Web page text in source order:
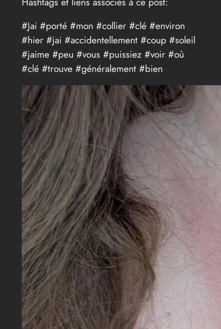
#Jai #porté #mon #collier #clé #environ
#hier #jai #accidentellement #coup #soleil
#jaime #peu #vous #puissiez #voir #où
#clé #trouve #généralement #bien